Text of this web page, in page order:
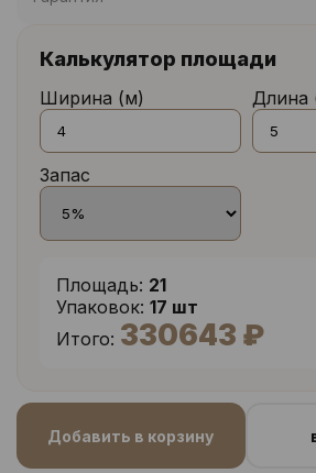
Калькулятор площади
Ширина (м) Длина
Запас
Площадь: 21
Упаковок: 17 шт
Итого: 330643 ₽
Добавить в корзину